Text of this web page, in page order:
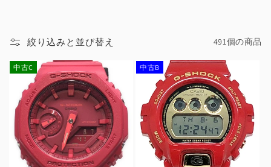
絞り込みと並び替え 491個の商品
中古C 中古B